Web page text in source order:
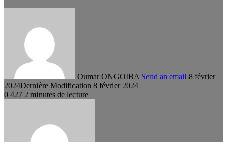
Oumar ONGOIBA Send an email 8 février
2024Dernière Modification 8 février 2024
0 427 2 minutes de lecture